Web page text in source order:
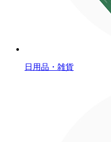
日用品・雑貨